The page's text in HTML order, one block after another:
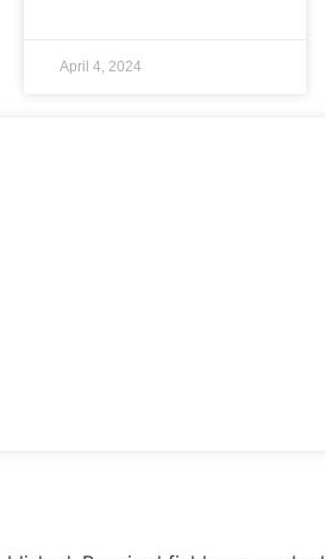
April 4, 2024